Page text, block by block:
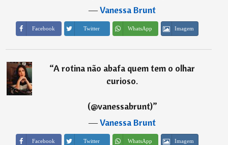
―Vanessa Brunt
Facebook Twitter WhatsApp Imagem
“A rotina não abafa quem tem o olhar
curioso.
(@vanessabrunt)”
―Vanessa Brunt
Facebook Twitter WhatsApp Imagem